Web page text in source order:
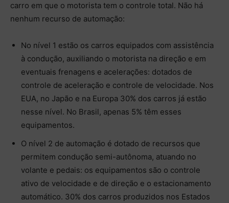
carro em que o motorista tem o controle total. Não há
nenhum recurso de automação:
No nível 1 estão os carros equipados com assistência
à condução, auxiliando o motorista na direção e em
eventuais frenagens e acelerações: dotados de
controle de aceleração e controle de velocidade. Nos
EUA, no Japão e na Europa 30% dos carros já estão
nesse nível. No Brasil, apenas 5% têm esses
equipamentos.
O nível 2 de automação é dotado de recursos que
permitem condução semi-autônoma, atuando no
volante e pedais: os equipamentos são o controle
ativo de velocidade e de direção e o estacionamento
automático. 30% dos carros produzidos nos Estados